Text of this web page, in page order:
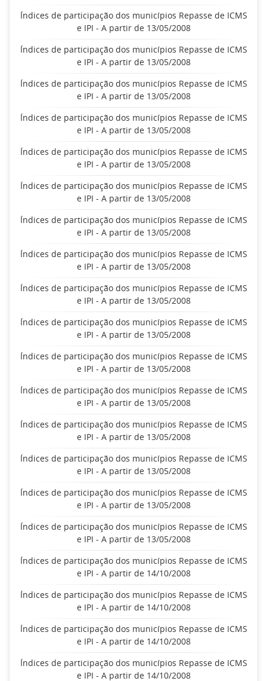
Índices de participação dos municípios Repasse de ICMS
e IPI - A partir de 13/05/2008
Índices de participação dos municípios Repasse de ICMS
e IPI - A partir de 13/05/2008
Índices de participação dos municípios Repasse de ICMS
e IPI - A partir de 13/05/2008
Índices de participação dos municípios Repasse de ICMS
e IPI - A partir de 13/05/2008
Índices de participação dos municípios Repasse de ICMS
e IPI - A partir de 13/05/2008
Índices de participação dos municípios Repasse de ICMS
e IPI - A partir de 13/05/2008
Índices de participação dos municípios Repasse de ICMS
e IPI - A partir de 13/05/2008
Índices de participação dos municípios Repasse de ICMS
e IPI - A partir de 13/05/2008
Índices de participação dos municípios Repasse de ICMS
e IPI - A partir de 13/05/2008
Índices de participação dos municípios Repasse de ICMS
e IPI - A partir de 13/05/2008
Índices de participação dos municípios Repasse de ICMS
e IPI - A partir de 13/05/2008
Índices de participação dos municípios Repasse de ICMS
e IPI - A partir de 13/05/2008
Índices de participação dos municípios Repasse de ICMS
e IPI - A partir de 13/05/2008
Índices de participação dos municípios Repasse de ICMS
e IPI - A partir de 13/05/2008
Índices de participação dos municípios Repasse de ICMS
e IPI - A partir de 13/05/2008
Índices de participação dos municípios Repasse de ICMS
e IPI - A partir de 13/05/2008
Índices de participação dos municípios Repasse de ICMS
e IPI - A partir de 14/10/2008
Índices de participação dos municípios Repasse de ICMS
e IPI - A partir de 14/10/2008
Índices de participação dos municípios Repasse de ICMS
e IPI - A partir de 14/10/2008
Índices de participação dos municípios Repasse de ICMS
e IPI - A partir de 14/10/2008